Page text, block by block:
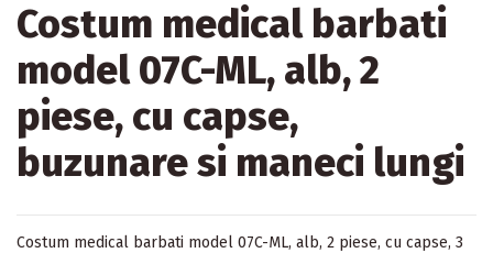
Costum medical barbati
model 07C-ML, alb, 2
piese, cu capse,
buzunare si maneci lungi
Costum medical barbati model 07C-ML, alb, 2 piese, cu capse, 3